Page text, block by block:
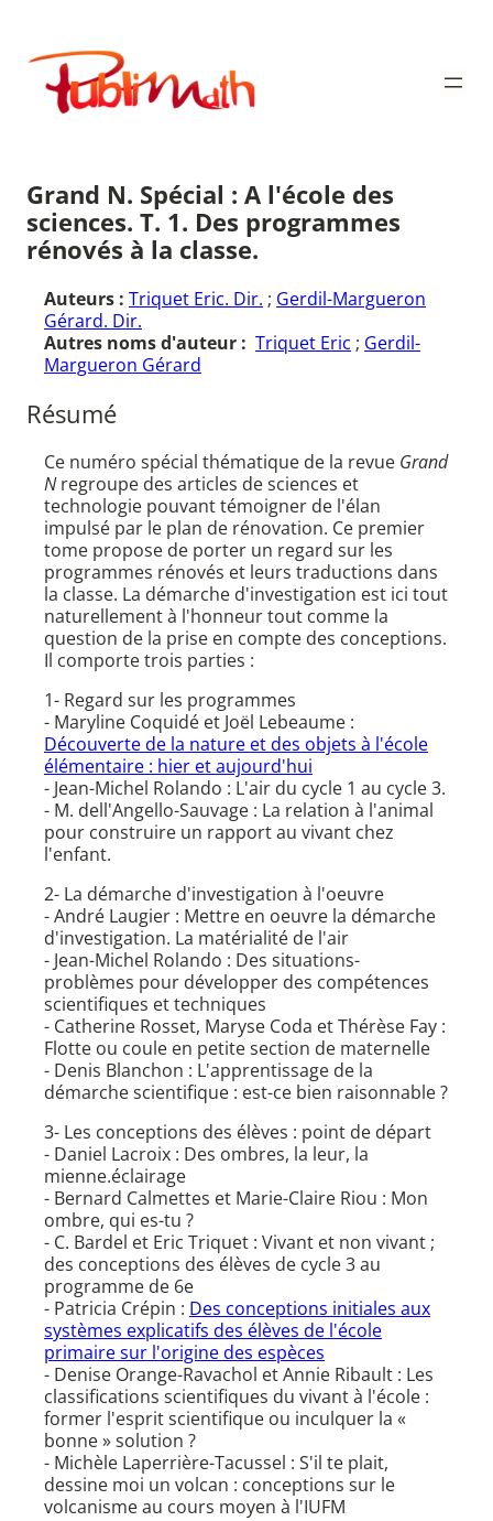
contenu
Publimath
Grand N. Spécial : A l'école des
sciences. T. 1. Des programmes
rénovés à la classe.
Auteurs : Triquet Eric. Dir. ; Gerdil-Margueron
Gérard. Dir.
Autres noms d'auteur : Triquet Eric ; Gerdil-
Margueron Gérard
Résumé
Ce numéro spécial thématique de la revue Grand
Nregroupe des articles de sciences et
technologie pouvant témoigner de l'élan
impulsé par le plan de rénovation. Ce premier
tome propose de porter un regard sur les
programmes rénovés et leurs traductions dans
la classe. La démarche d'investigation est ici tout
naturellement à l'honneur tout comme la
question de la prise en compte des conceptions.
Il comporte trois parties :
1- Regard sur les programmes
- Maryline Coquidé et Joël Lebeaume :
Découverte de la nature et des objets à l'école
élémentaire : hier et aujourd'hui
- Jean-Michel Rolando : L'air du cycle 1 au cycle 3.
- M. dell'Angello-Sauvage : La relation à l'animal
pour construire un rapport au vivant chez
l'enfant.
2- La démarche d'investigation à l'oeuvre
- André Laugier : Mettre en oeuvre la démarche
d'investigation. La matérialité de l'air
- Jean-Michel Rolando : Des situations-
problèmes pour développer des compétences
scientifiques et techniques
- Catherine Rosset, Maryse Coda et Thérèse Fay :
Flotte ou coule en petite section de maternelle
- Denis Blanchon : L'apprentissage de la
démarche scientifique : est-ce bien raisonnable ?
3- Les conceptions des élèves : point de départ
- Daniel Lacroix : Des ombres, la leur, la
mienne.éclairage
- Bernard Calmettes et Marie-Claire Riou : Mon
ombre, qui es-tu ?
- C. Bardel et Eric Triquet : Vivant et non vivant ;
des conceptions des élèves de cycle 3 au
programme de 6e
- Patricia Crépin : Des conceptions initiales aux
systèmes explicatifs des élèves de l'école
primaire sur l'origine des espèces
- Denise Orange-Ravachol et Annie Ribault : Les
classifications scientifiques du vivant à l'école :
former l'esprit scientifique ou inculquer la «
bonne » solution ?
- Michèle Laperrière-Tacussel : S'il te plait,
dessine moi un volcan : conceptions sur le
volcanisme au cours moyen à l'IUFM